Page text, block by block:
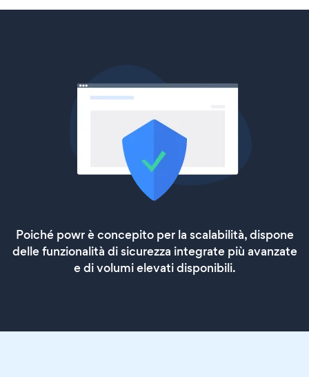
Poiché powr è concepito per la scalabilità, dispone
delle funzionalità di sicurezza integrate più avanzate
e di volumi elevati disponibili.